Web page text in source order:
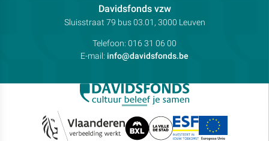
Davidsfonds vzwContactpersoon:
Adres:
Sluisstraat 79 bus 03.01, 3000 Leuven
Telefoon: 016 31 06 00
E-mail: info@davidsfonds.be